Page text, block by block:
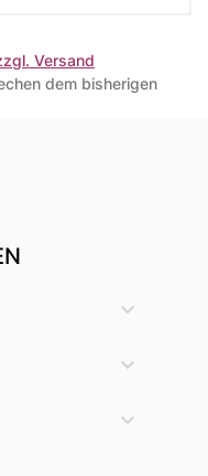
Versand
dem bisherigen


